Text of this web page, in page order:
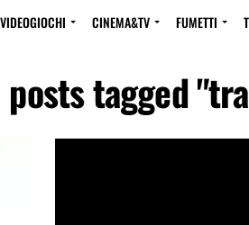
VIDEOGIOCHI CINEMA&TV FUMETTI
tagged